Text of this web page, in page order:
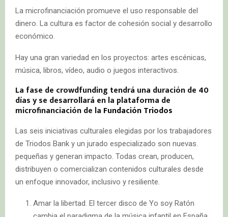
La microfinanciación promueve el uso responsable del
dinero. La cultura es factor de cohesión social y desarrollo
económico.
Hay una gran variedad en los proyectos: artes escénicas,
música, libros, vídeo, audio o juegos interactivos.
La fase de crowdfunding tendrá una duración de 40
días y se desarrollará en la plataforma de
microfinanciación de la Fundación Triodos
Las seis iniciativas culturales elegidas por los trabajadores
de Triodos Bank y un jurado especializado son nuevas.
pequeñas y generan impacto. Todas crean, producen,
distribuyen o comercializan contenidos culturales desde
un enfoque innovador, inclusivo y resiliente.
Amar la libertad. El tercer disco de Yo soy Ratón